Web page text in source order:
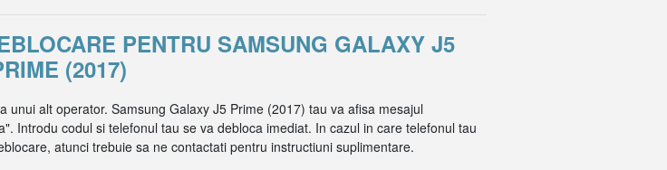
PENTRU SAMSUNG GALAXY J5
(2017)
alt operator. Samsung Galaxy J5 Prime (2017) tau va afisa mesajul
Introdu codul si telefonul tau se va debloca imediat. In cazul in care telefonul tau
atunci trebuie sa ne contactati pentru instructiuni suplimentare.